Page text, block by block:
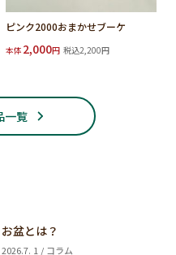
ピンク2000おまかせブーケ
本体 2,000円 税込2,200円
一覧
お盆とは？
2026.7. 1 / コラム